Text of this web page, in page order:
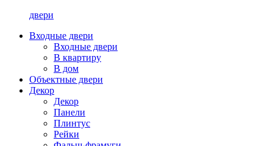
двери
Входные двери
Входные двери
В квартиру
В дом
Объектные двери
Декор
Декор
Панели
Плинтус
Рейки